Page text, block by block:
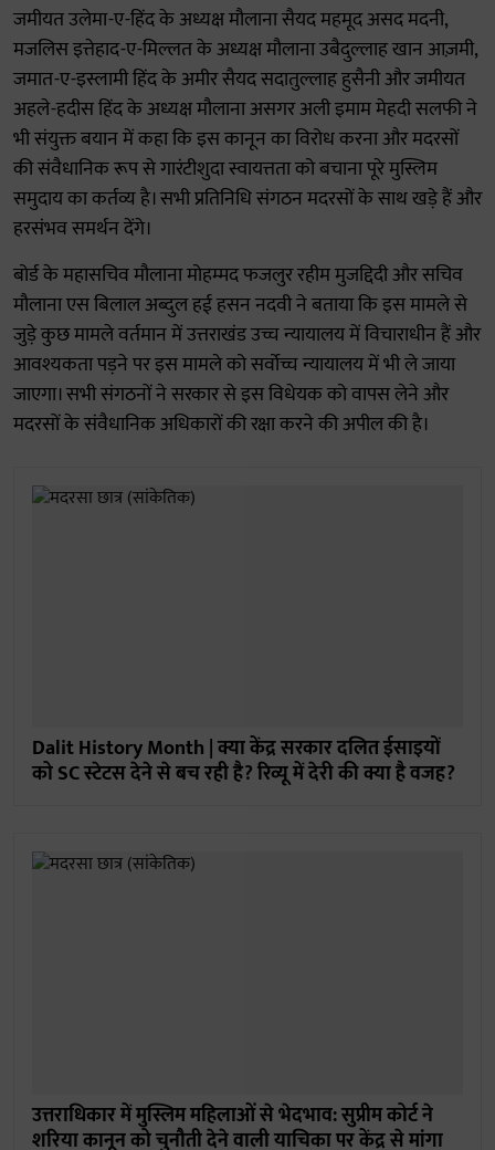
जमीयत उलेमा-ए-हिंद के अध्यक्ष मौलाना सैयद महमूद असद मदनी,
मजलिस इत्तेहाद-ए-मिल्लत के अध्यक्ष मौलाना उबैदुल्लाह खान आज़मी,
जमात-ए-इस्लामी हिंद के अमीर सैयद सदातुल्लाह हुसैनी और जमीयत
अहले-हदीस हिंद के अध्यक्ष मौलाना असगर अली इमाम मेहदी सलफी ने
भी संयुक्त बयान में कहा कि इस कानून का विरोध करना और मदरसों
की संवैधानिक रूप से गारंटीशुदा स्वायत्तता को बचाना पूरे मुस्लिम
समुदाय का कर्तव्य है। सभी प्रतिनिधि संगठन मदरसों के साथ खड़े हैं और
हरसंभव समर्थन देंगे।
बोर्ड के महासचिव मौलाना मोहम्मद फजलुर रहीम मुजद्दिदी और सचिव
मौलाना एस बिलाल अब्दुल हई हसन नदवी ने बताया कि इस मामले से
जुड़े कुछ मामले वर्तमान में उत्तराखंड उच्च न्यायालय में विचाराधीन हैं और
आवश्यकता पड़ने पर इस मामले को सर्वोच्च न्यायालय में भी ले जाया
जाएगा। सभी संगठनों ने सरकार से इस विधेयक को वापस लेने और
मदरसों के संवैधानिक अधिकारों की रक्षा करने की अपील की है।
Dalit History Month | क्या केंद्र सरकार दलित ईसाइयों
को SC स्टेटस देने से बच रही है? रिव्यू में देरी की क्या है वजह?
उत्तराधिकार में मुस्लिम महिलाओं से भेदभाव: सुप्रीम कोर्ट ने
शरिया कानून को चुनौती देने वाली याचिका पर केंद्र से मांगा